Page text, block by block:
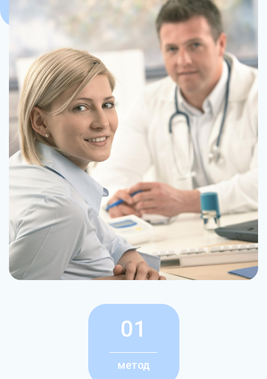
01
метод